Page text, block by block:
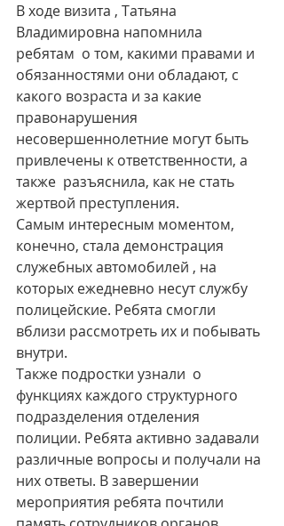
В ходе визита , Татьяна
Владимировна напомнила
ребятам  о том, какими правами и
обязанностями они обладают, с
какого возраста и за какие
правонарушения
несовершеннолетние могут быть
привлечены к ответственности, а
также  разъяснила, как не стать
жертвой преступления.
Самым интересным моментом,
конечно, стала демонстрация
служебных автомобилей , на
которых ежедневно несут службу
полицейские. Ребята смогли
вблизи рассмотреть их и побывать
внутри.
Также подростки узнали  о
функциях каждого структурного
подразделения отделения
полиции. Ребята активно задавали
различные вопросы и получали на
них ответы. В завершении
мероприятия ребята почтили